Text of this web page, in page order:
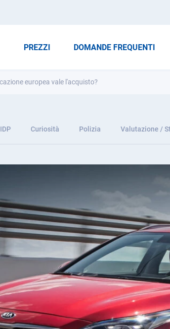
PREZZI DOMANDE FREQUENTI
europea vale l'acquisto?
Curiosità Polizia Valutazione /